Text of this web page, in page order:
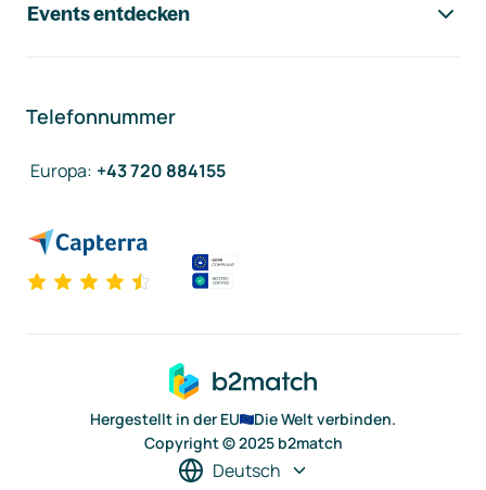
Events entdecken
Telefonnummer
Europa: +43 720 884155
Hergestellt in der EU
Die Welt verbinden.
Copyright © 2025 b2match
Deutsch